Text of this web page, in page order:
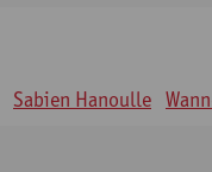
Sabien Hanoulle